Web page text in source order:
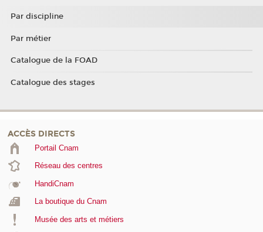
Par discipline
Par métier
Catalogue de la FOAD
Catalogue des stages
ACCÈS DIRECTS
Portail Cnam
Réseau des centres
HandiCnam
La boutique du Cnam
Musée des arts et métiers